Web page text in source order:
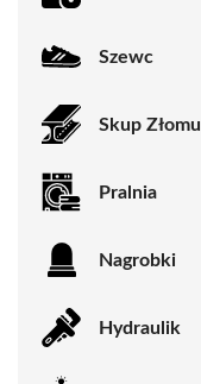
Szewc
Skup Złomu
Pralnia
Nagrobki
Hydraulik